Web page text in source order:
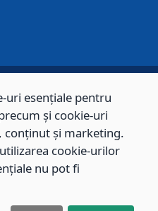
BRAȘOV, toate drepturile
Contact
uri esențiale pentru
și cookie-uri
conținut și marketing.
cookie-urilor
nu pot fi